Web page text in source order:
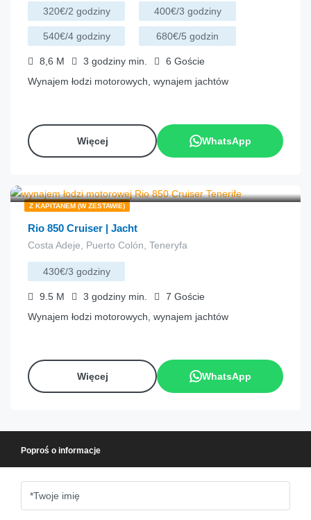
320€/2 godziny 400€/3 godziny
540€/4 godziny 680€/5 godzin
8,6 M 3 godziny min. 6 Goście
Wynajem łodzi motorowych, wynajem jachtów
Więcej WhatsApp
Z KAPITANEM (W ZESTAWIE)
Rio 850 Cruiser | Jacht
Costa Adeje, Puerto Colón, Teneryfa
430€/3 godziny
9.5 M 3 godziny min. 7 Goście
Wynajem łodzi motorowych, wynajem jachtów
Więcej WhatsApp
Poproś o informacje